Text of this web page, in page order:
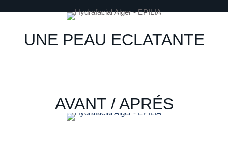
UNE PEAU ECLATANTE
AVANT / APRÉS